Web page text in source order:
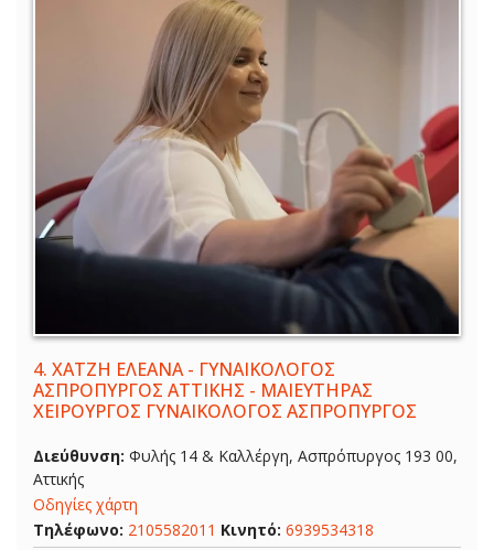
4. ΧΑΤΖΗ ΕΛΕΑΝΑ - ΓΥΝΑΙΚΟΛΟΓΟΣ
ΑΣΠΡΟΠΥΡΓΟΣ ΑΤΤΙΚΗΣ - ΜΑΙΕΥΤΗΡΑΣ
ΧΕΙΡΟΥΡΓΟΣ ΓΥΝΑΙΚΟΛΟΓΟΣ ΑΣΠΡΟΠΥΡΓΟΣ
Διεύθυνση: Φυλής 14 & Καλλέργη, Ασπρόπυργος 193 00,
Αττικής
Οδηγίες χάρτη
Τηλέφωνο: 2105582011 Κινητό: 6939534318